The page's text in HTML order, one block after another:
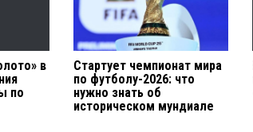
в
по
Стартует чемпионат мира
по футболу-2026: что
нужно знать об
историческом мундиале